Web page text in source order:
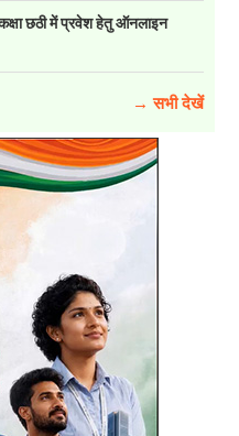
छठी में प्रवेश हेतु ऑनलाइन
→ सभी देखें